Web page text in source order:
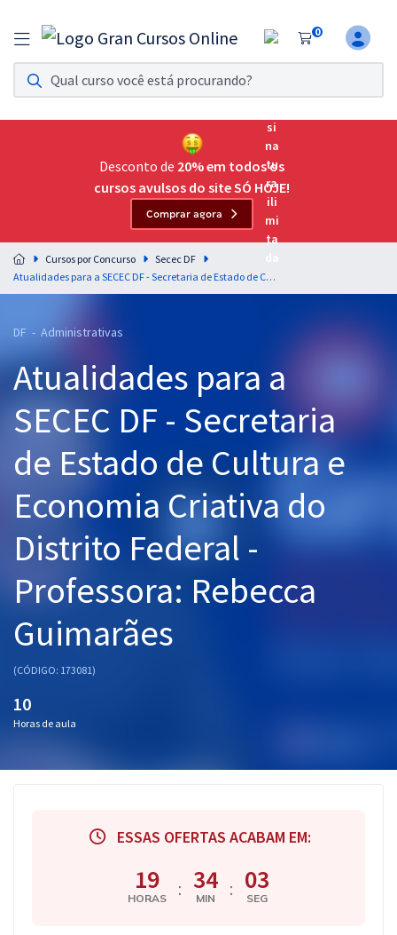
0
Assinatura Ilimitada 11
Acesso a todos os cursos. Teste grátis por 7 dias!
Assinatura OAB Até Passar
Acesso ilimitado a toda preparação para o Exame da
Residências Multiprofissionais
Preparação completa e intensiva para as principais
residências em saúde do Brasil
Cursos 20% OFF
Pós
Graduação
OAB
Mentorias
Questões grátis
Conteúdo gratuito
Desconto de 20% em todos os
cursos avulsos do site SÓ HOJE!
Comprar agora
Cursos por Concurso
Secec DF
Atualidades para a SECEC DF - Secretaria de Estado de Cultura e Economia Criativa do Distrito Federal - Professora: Rebecca Guimarães
DF - Administrativas
Atualidades para a
SECEC DF - Secretaria
de Estado de Cultura e
Economia Criativa do
Distrito Federal -
Professora: Rebecca
Guimarães
(CÓDIGO: 173081)
10
Horas de aula
ESSAS OFERTAS ACABAM EM:
19
HORAS : 34
MIN : 03
SEG